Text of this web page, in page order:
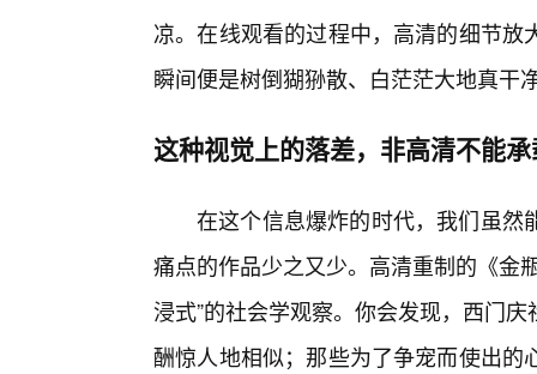
凉。在线观看的过程中，高清的细节
瞬间便是树倒猢狲散、白茫茫大地真干
这种视觉上的落差，非高清不能
在这个信息爆炸的时代，我们虽然
痛点的作品少之又少。高清重制的《金
浸式”的社会学观察。你会发现，西门
酬惊人地相似；那些为了争宠而使出